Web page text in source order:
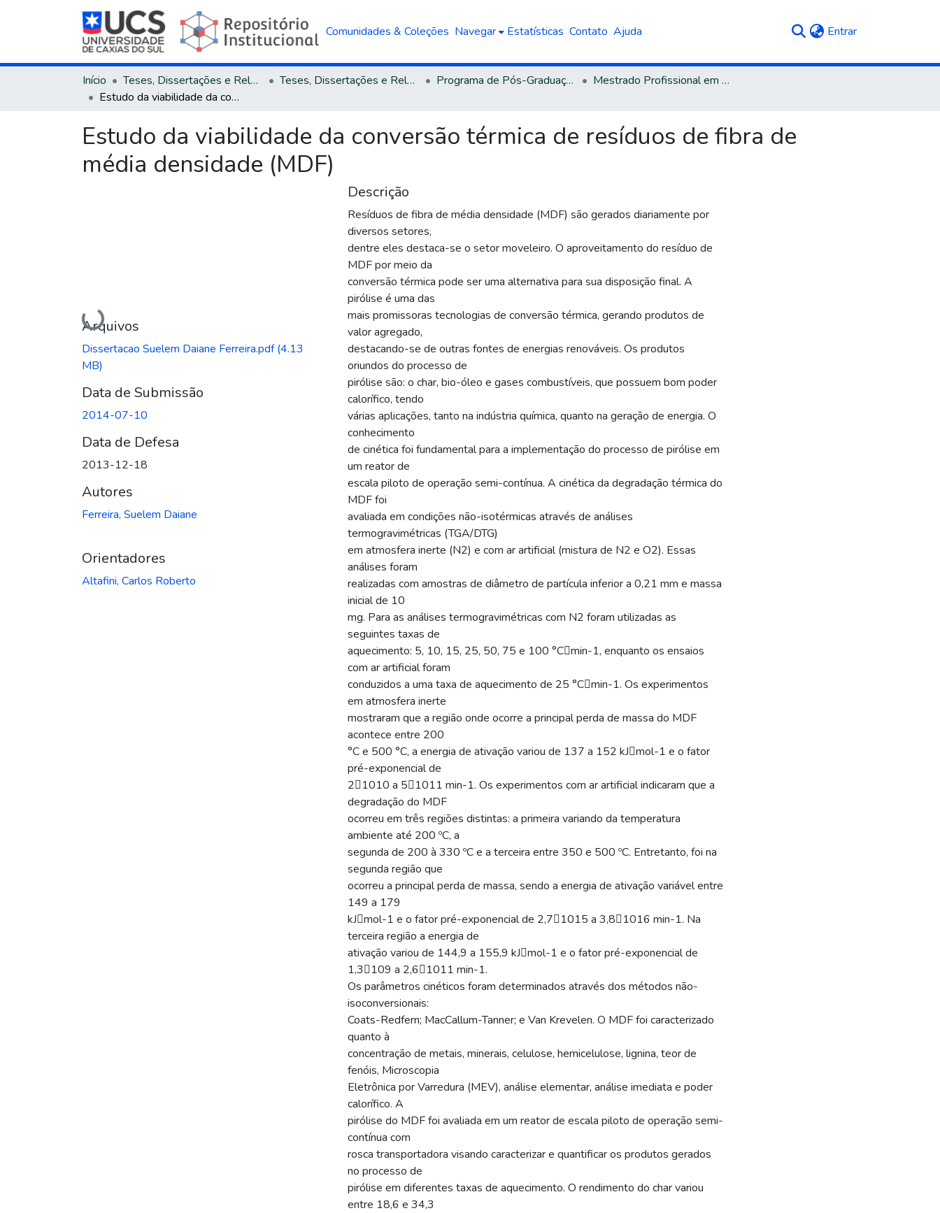
Comunidades & Coleções Navegar Estatísticas Contato Ajuda Entrar(current)
Início Teses, Dissertações e Relatórios Teses, Dissertações e Relatórios defendidos na UCS Programa de Pós-Graduação em Engenharia Mecânica
Mestrado Profissional em Engenharia Mecânica
Estudo da viabilidade da conversão térmica de resíduos de fibra de média densidade (MDF)
Estudo da viabilidade da conversão térmica de resíduos de fibra de
média densidade (MDF)
Carregando...
Arquivos
Dissertacao Suelem Daiane Ferreira.pdf(4.13
MB)
Data de Submissão
2014-07-10
Data de Defesa
2013-12-18
Autores
Ferreira, Suelem Daiane
Orientadores
Altafini, Carlos Roberto
Descrição
Resíduos de fibra de média densidade (MDF) são gerados diariamente por
diversos setores,
dentre eles destaca-se o setor moveleiro. O aproveitamento do resíduo de
MDF por meio da
conversão térmica pode ser uma alternativa para sua disposição final. A
pirólise é uma das
mais promissoras tecnologias de conversão térmica, gerando produtos de
valor agregado,
destacando-se de outras fontes de energias renováveis. Os produtos
oriundos do processo de
pirólise são: o char, bio-óleo e gases combustíveis, que possuem bom poder
calorífico, tendo
várias aplicações, tanto na indústria química, quanto na geração de energia. O
conhecimento
de cinética foi fundamental para a implementação do processo de pirólise em
um reator de
escala piloto de operação semi-contínua. A cinética da degradação térmica do
MDF foi
avaliada em condições não-isotérmicas através de análises
termogravimétricas (TGA/DTG)
em atmosfera inerte (N2) e com ar artificial (mistura de N2 e O2). Essas
análises foram
realizadas com amostras de diâmetro de partícula inferior a 0,21 mm e massa
inicial de 10
mg. Para as análises termogravimétricas com N2 foram utilizadas as
seguintes taxas de
aquecimento: 5, 10, 15, 25, 50, 75 e 100 °Cmin-1, enquanto os ensaios
com ar artificial foram
conduzidos a uma taxa de aquecimento de 25 °Cmin-1. Os experimentos
em atmosfera inerte
mostraram que a região onde ocorre a principal perda de massa do MDF
acontece entre 200
°C e 500 °C, a energia de ativação variou de 137 a 152 kJmol-1 e o fator
pré-exponencial de
21010 a 51011 min-1. Os experimentos com ar artificial indicaram que a
degradação do MDF
ocorreu em três regiões distintas: a primeira variando da temperatura
ambiente até 200 ºC, a
segunda de 200 à 330 ºC e a terceira entre 350 e 500 ºC. Entretanto, foi na
segunda região que
ocorreu a principal perda de massa, sendo a energia de ativação variável entre
149 a 179
kJmol-1 e o fator pré-exponencial de 2,71015 a 3,81016 min-1. Na
terceira região a energia de
ativação variou de 144,9 a 155,9 kJmol-1 e o fator pré-exponencial de
1,3109 a 2,61011 min-1.
Os parâmetros cinéticos foram determinados através dos métodos não-
isoconversionais:
Coats-Redfern; MacCallum-Tanner; e Van Krevelen. O MDF foi caracterizado
quanto à
concentração de metais, minerais, celulose, hemicelulose, lignina, teor de
fenóis, Microscopia
Eletrônica por Varredura (MEV), análise elementar, análise imediata e poder
calorífico. A
pirólise do MDF foi avaliada em um reator de escala piloto de operação semi-
contínua com
rosca transportadora visando caracterizar e quantificar os produtos gerados
no processo de
pirólise em diferentes taxas de aquecimento. O rendimento do char variou
entre 18,6 e 34,3